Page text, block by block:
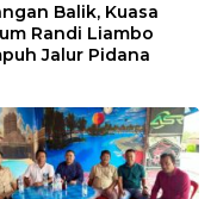
Balik, Kuasa
Randi Liambo
Jalur Pidana